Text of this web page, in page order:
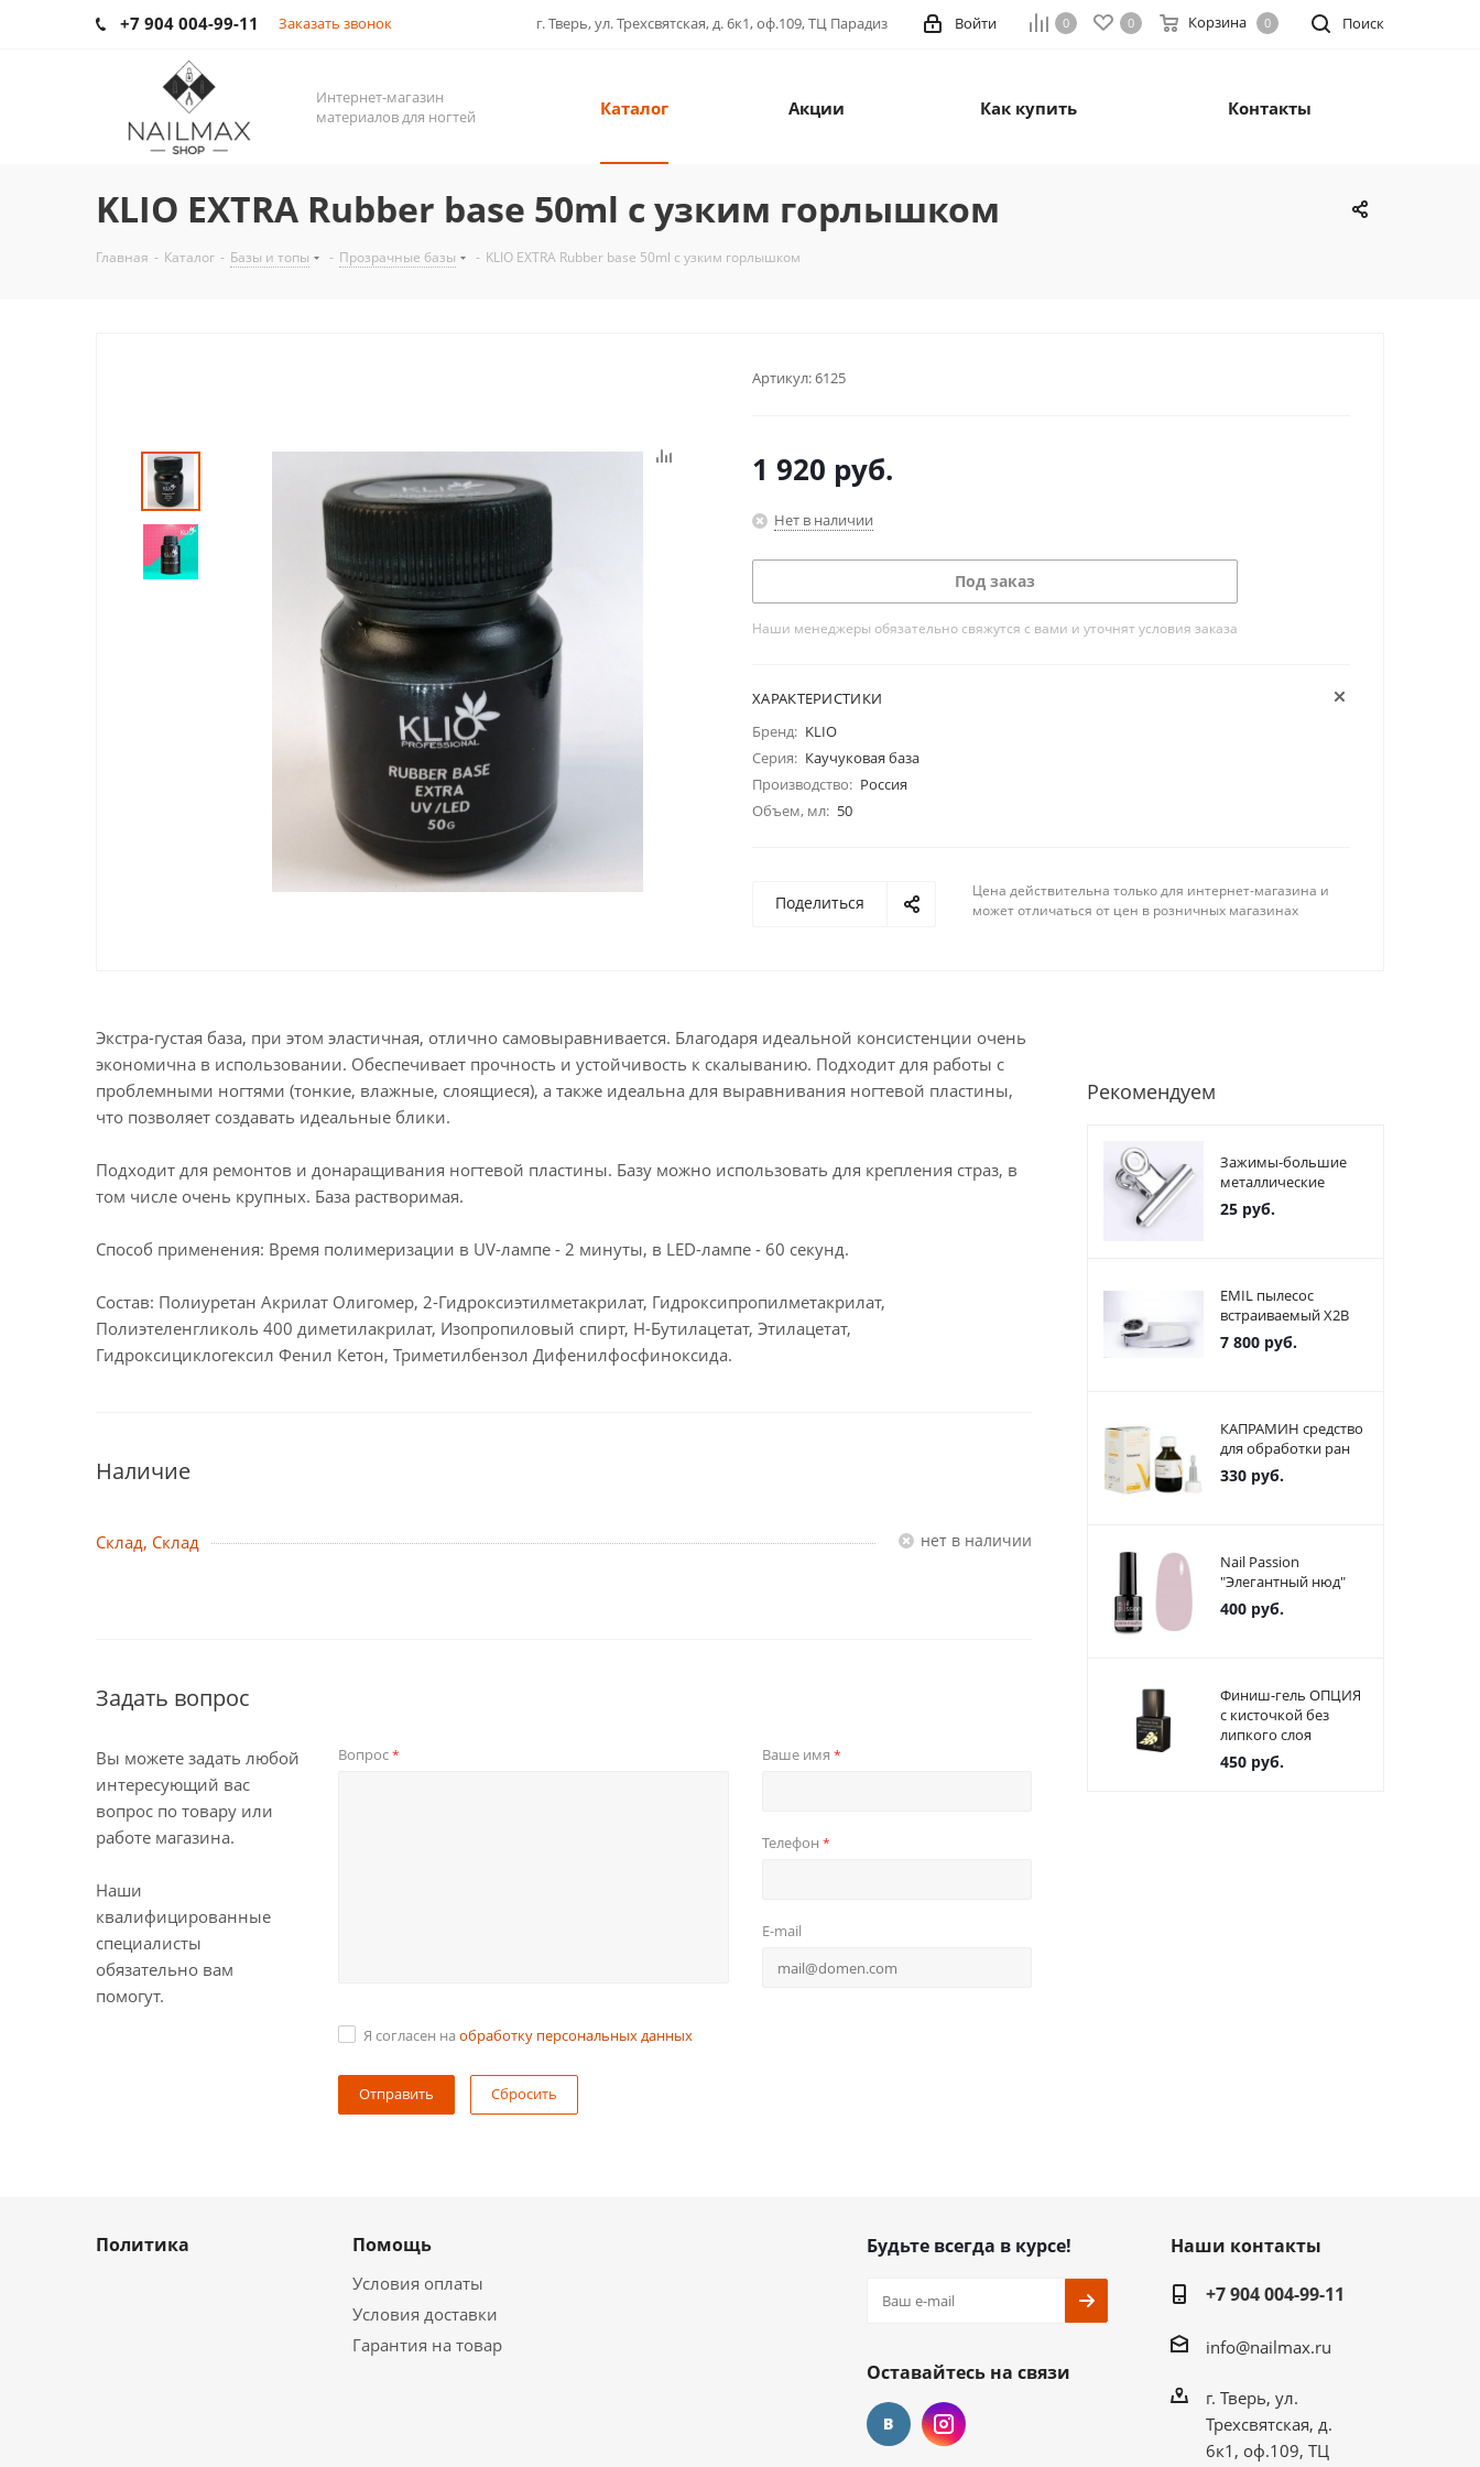
+7 904 004-99-11 Заказать звонок г. Тверь, ул. Трехсвятская, д. 6к1, оф.109, ТЦ Парадиз Поиск
0 0 Корзина 0
Войти
Интернет-магазин
материалов для ногтей
Каталог Акции Как купить Контакты
KLIO EXTRA Rubber base 50ml с узким горлышком
Главная - Каталог - Базы и топы - Прозрачные базы - KLIO EXTRA Rubber base 50ml с узким горлышком
Артикул:6125
1 920 руб.
Нет в наличии
Под заказ
Наши менеджеры обязательно свяжутся с вами и уточнят условия заказа
ХАРАКТЕРИСТИКИ
Бренд: KLIO
Серия: Каучуковая база
Производство: Россия
Объем, мл: 50
Поделиться
Цена действительна только для интернет-магазина и
может отличаться от цен в розничных магазинах
Экстра-густая база, при этом эластичная, отлично самовыравнивается. Благодаря идеальной консистенции очень
экономична в использовании. Обеспечивает прочность и устойчивость к скалыванию. Подходит для работы с
проблемными ногтями (тонкие, влажные, слоящиеся), а также идеальна для выравнивания ногтевой пластины,
что позволяет создавать идеальные блики.
Подходит для ремонтов и донаращивания ногтевой пластины. Базу можно использовать для крепления страз, в
том числе очень крупных. База растворимая.
Способ применения: Время полимеризации в UV-лампе - 2 минуты, в LED-лампе - 60 секунд.
Состав: Полиуретан Акрилат Олигомер, 2-Гидроксиэтилметакрилат, Гидроксипропилметакрилат,
Полиэтеленгликоль 400 диметилакрилат, Изопропиловый спирт, Н-Бутилацетат, Этилацетат,
Гидроксициклогексил Фенил Кетон, Триметилбензол Дифенилфосфиноксида.
Наличие
Склад, Склад Нет в наличии
Задать вопрос
Вы можете задать любой
интересующий вас
вопрос по товару или
работе магазина.
Наши
квалифицированные
специалисты
обязательно вам
помогут.
Вопрос* Ваше имя *
Телефон *
E-mail
Я согласен на обработку персональных данных
Сбросить
Рекомендуем
Зажимы-большие
металлические
25 руб.
EMIL пылесос
встраиваемый X2В
7 800 руб.
КАПРАМИН средство
для обработки ран
330 руб.
Nail Passion
"Элегантный нюд"
400 руб.
Финиш-гель ОПЦИЯ
с кисточкой без
липкого слоя
450 руб.
Политика Помощь
Условия оплаты
Условия доставки
Гарантия на товар
Будьте всегда в курсе!
Оставайтесь на связи
Наши контакты
+7 904 004-99-11
info@nailmax.ru
г. Тверь, ул.
Трехсвятская, д.
6к1, оф.109, ТЦ